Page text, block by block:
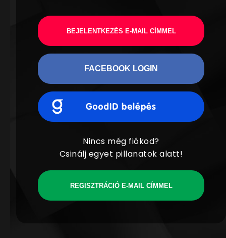
BEJELENTKEZÉS E-MAIL CÍMMEL
FACEBOOK LOGIN
Nincs még fiókod?
Csinálj egyet pillanatok alatt!
REGISZTRÁCIÓ E-MAIL CÍMMEL